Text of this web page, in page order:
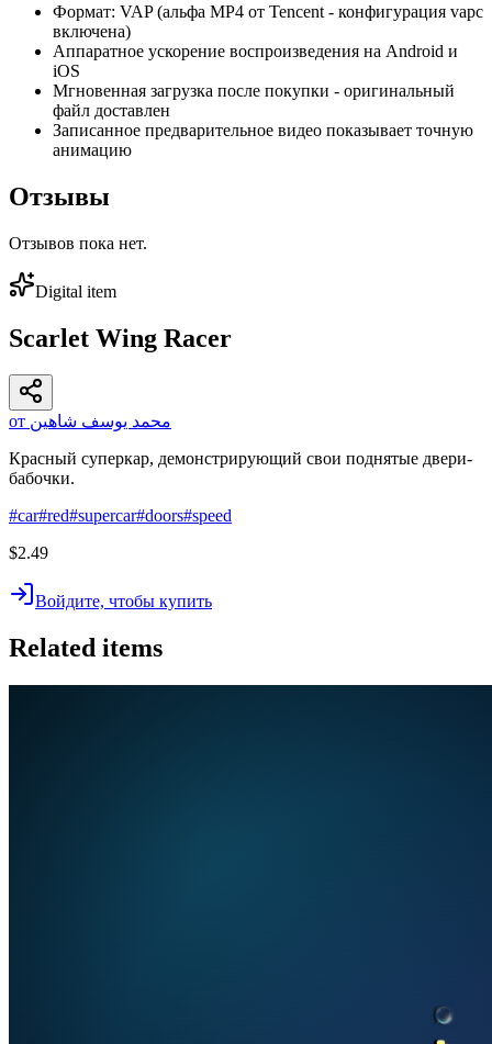
Формат: VAP (альфа MP4 от Tencent - конфигурация vapc
включена)
Аппаратное ускорение воспроизведения на Android и
iOS
Мгновенная загрузка после покупки - оригинальный
файл доставлен
Записанное предварительное видео показывает точную
анимацию
Отзывы
Отзывов пока нет.
Digital item
Scarlet Wing Racer
от محمد يوسف شاهين
Красный суперкар, демонстрирующий свои поднятые двери-
бабочки.
#car#red#supercar#doors#speed
$2.49
Войдите, чтобы купить
Related items